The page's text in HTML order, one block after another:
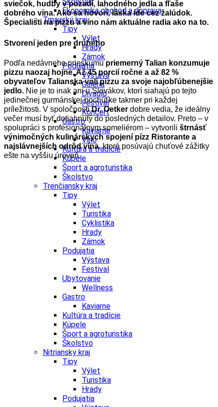
Ekonomika obchod a doprava
Trnavský kraj
Tipy
Výlet
Hrady
Zámok
Podujatia
Výstava
Galéria
Divadlo
Festival
Koncert
Gastro
Kaviarne
Víno
Kultúra a tradície
Kúpele
Šport a agroturistika
Školstvo
Trenčiansky kraj
Tipy
Výlet
Turistika
Cyklistika
Hrady
Zámok
Podujatia
Výstava
Festival
Ubytovanie
Wellness
Gastro
Kaviarne
Kultúra a tradície
Kúpele
Šport a agroturistika
Školstvo
Nitriansky kraj
Tipy
Výlet
Turistika
Hrady
Podujatia
sviečok, hudby v pozadí, lahodného jedla a fľaše
dobrého vína. Ako sa hovorí, láska ide cez žalúdok.
Špecialisti na pizzu a víno nám aktuálne radia ako na to.
Stvorení jeden pre druhého
Podľa nedávneho prieskumupriemerný Talian konzumuje
pizzu naozaj hojne. Až 45 porcií ročne a až 82 %
obyvateľov Talianska volí pizzu za svoje najobľúbenejšie
jedlo. Nie je to inak ani u Slovákov, ktorí siahajú po tejto
jedinečnej gurmánskej pochúťke takmer pri každej
príležitosti. V spoločnostiDr. Oetker dobre vedia, že ideálny
večer musí byť dotiahnutý do posledných detailov. Preto – v
spolupráci s profesionálnym someliérom – vytvorili štrnásť
výnimočných kulinárskych spojení pízz Ristorante a
najslávnejších odrôd vína, ktoré posúvajú chuťové zážitky
ešte na vyššiu úroveň.